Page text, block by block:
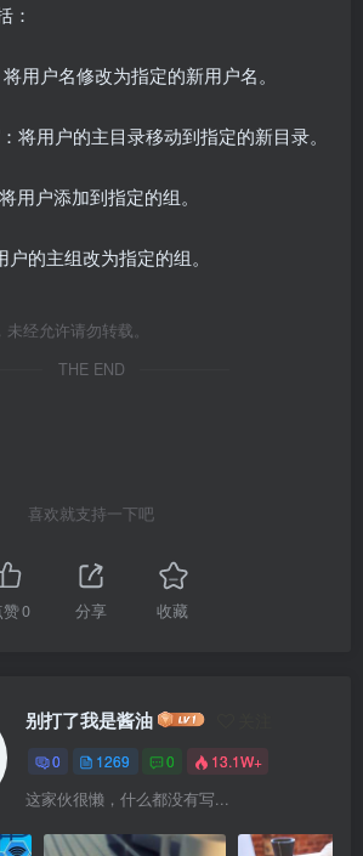
：
用户名修改为指定的新用户名。
将用户的主目录移动到指定的新目录。
用户添加到指定的组。
户的主组改为指定的组。
经允许请勿转载。
THE END
喜欢就支持一下吧
赞0 分享 收藏
别打了我是酱油
0 1269 0 13.1W+
这家伙很懒，什么都没有写...